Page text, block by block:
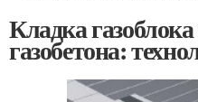
Кладка
газобетона: